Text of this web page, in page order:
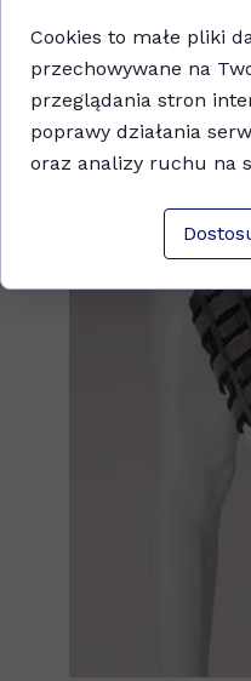
urazu
po
stawu,
urazy i
schorzeń
Cookies to małe pliki
przechowywane na
przeglądania stron
poprawy działania
oraz analizy ruchu na